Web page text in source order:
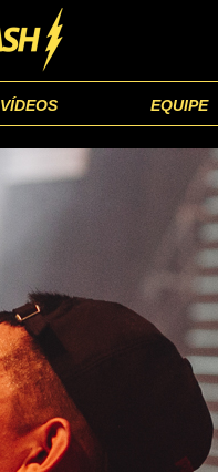
VÍDEOS EQUIPE